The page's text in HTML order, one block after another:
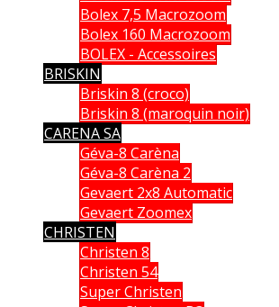
Bolex 7,5 Macrozoom
Bolex 160 Macrozoom
BOLEX - Accessoires
BRISKIN
Briskin 8 (croco)
Briskin 8 (maroquin noir)
CARENA SA
Géva-8 Carèna
Géva-8 Carèna 2
Gevaert 2x8 Automatic
Gevaert Zoomex
CHRISTEN
Christen 8
Christen 54
Super Christen